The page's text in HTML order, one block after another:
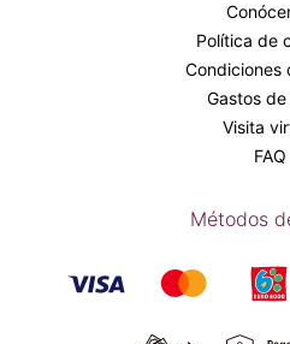
Política de
Condiciones
Gastos
Visita
FAQ
Métodos